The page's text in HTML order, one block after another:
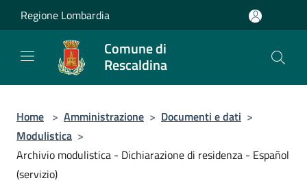
Salta al contenuto principale
Regione Lombardia
Comune di
Rescaldina
Home > Amministrazione > Documenti e dati >
Modulistica >
Archivio modulistica - Dichiarazione di residenza - Español
(servizio)